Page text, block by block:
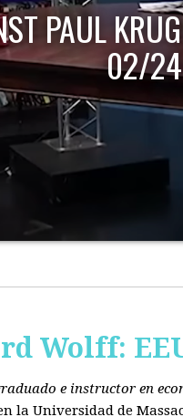
PAUL
02/
Wolff:
e instructor en
la Universidad de